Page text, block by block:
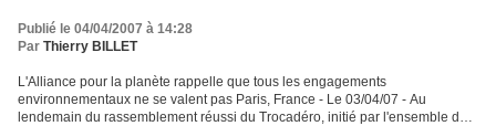
Publié le 04/04/2007 à 14:28
Par Thierry BILLET
L'Alliance pour la planète rappelle que tous les engagements
environnementaux ne se valent pas Paris, France - Le 03/04/07 - Au
lendemain du rassemblement réussi du Trocadéro, initié par l'ensemble des